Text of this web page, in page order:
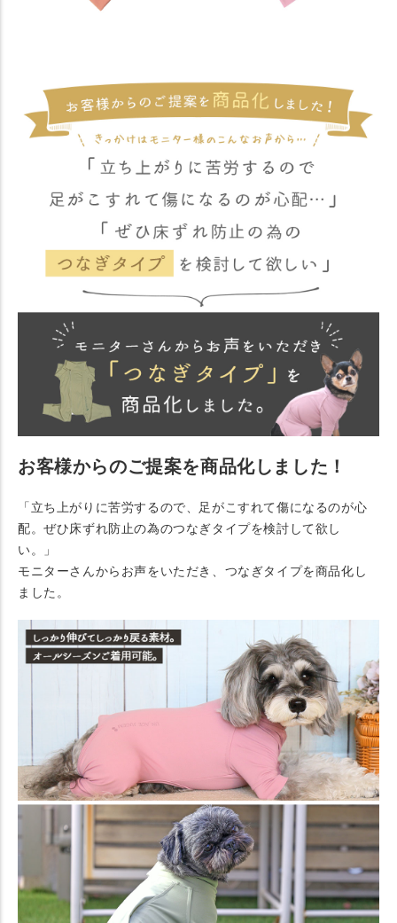
お客様からのご提案を商品化しました！
「立ち上がりに苦労するので、足がこすれて傷になるのが心
配。ぜひ床ずれ防止の為のつなぎタイプを検討して欲し
い。」
モニターさんからお声をいただき、つなぎタイプを商品化し
ました。